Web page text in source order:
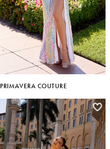
PRIMAVERA COUTURE